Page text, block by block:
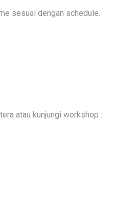
sesuai dengan schedule.
atau kunjungi workshop :